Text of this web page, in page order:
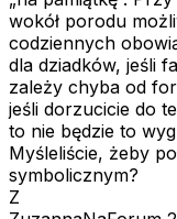
wokół porodu
codziennych
dla dziadków, jeśli
zależy chyba od
jeśli dorzucicie do
to nie będzie to
Myśleliście, żeby
symbolicznym?
Z